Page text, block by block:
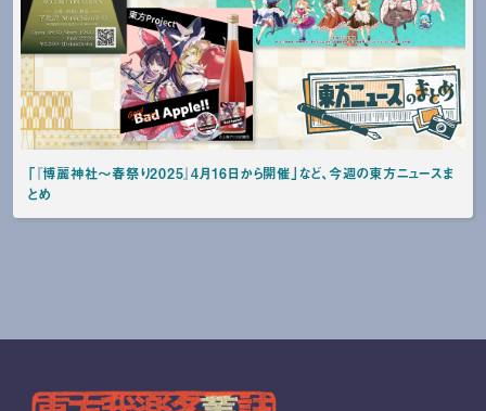
「『博麗神社～春祭り2025』4月16日から開催」など、今週の東方ニュースま
とめ